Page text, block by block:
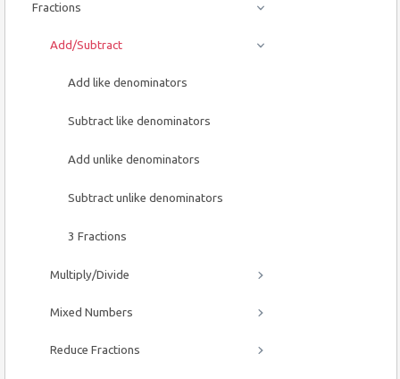
Fractions
Add/Subtract
Add like denominators
Subtract like denominators
Add unlike denominators
Subtract unlike denominators
3 Fractions
Multiply/Divide
Mixed Numbers
Reduce Fractions